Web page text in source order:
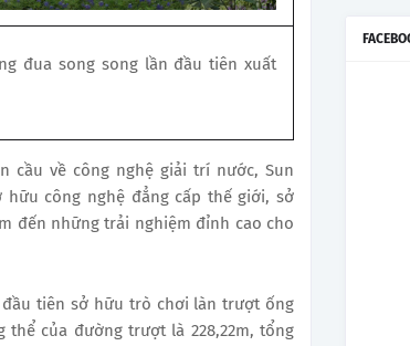
đua song song lần đầu tiên xuất
cầu về công nghệ giải trí nước, Sun
hữu công nghệ đẳng cấp thế giới, sở
đến những trải nghiệm đỉnh cao cho
đầu tiên sở hữu trò chơi làn trượt ống
thể của đường trượt là 228,22m, tổng